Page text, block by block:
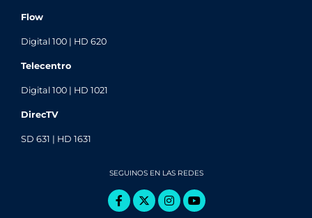
Flow
Digital 100 | HD 620
Telecentro
Digital 100 | HD 1021
DirecTV
SD 631 | HD 1631
SEGUINOS EN LAS REDES